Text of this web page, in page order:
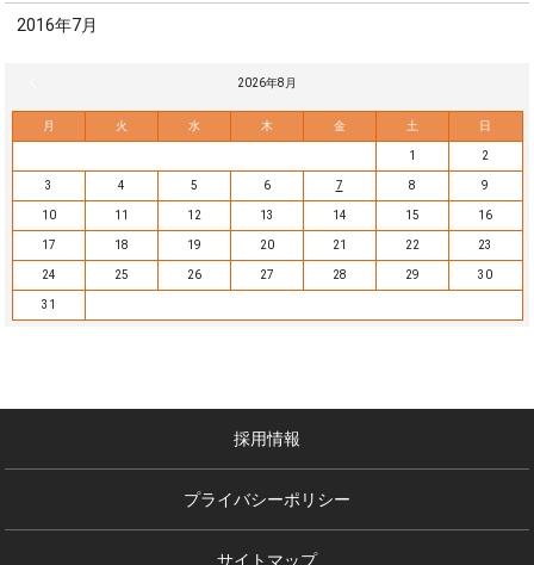
2016年7月
2026年8月
月 火 水 木 金 土 日
1 2
3 4 5 6 7 8 9
10 11 12 13 14 15 16
17 18 19 20 21 22 23
24 25 26 27 28 29 30
31
採用情報
プライバシーポリシー
サイトマップ